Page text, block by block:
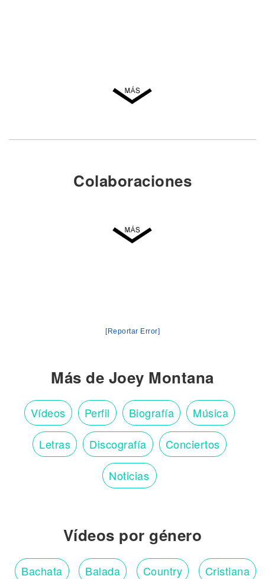
Colaboraciones
[Reportar Error]
Más de Joey Montana
Vídeos Perfil Biografía Música
Letras Discografía Conciertos
Noticias
Vídeos por género
Bachata Balada Country Cristiana